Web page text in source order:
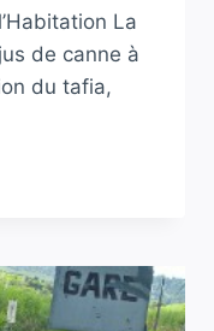
La
de canne à
du tafia,